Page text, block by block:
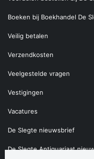
Boeken bij Boekhandel De
Veilig betalen
Verzendkosten
Veelgestelde vragen
Vestigingen
Vacatures
De Slegte nieuwsbrief
De Slegte Antiquariaat